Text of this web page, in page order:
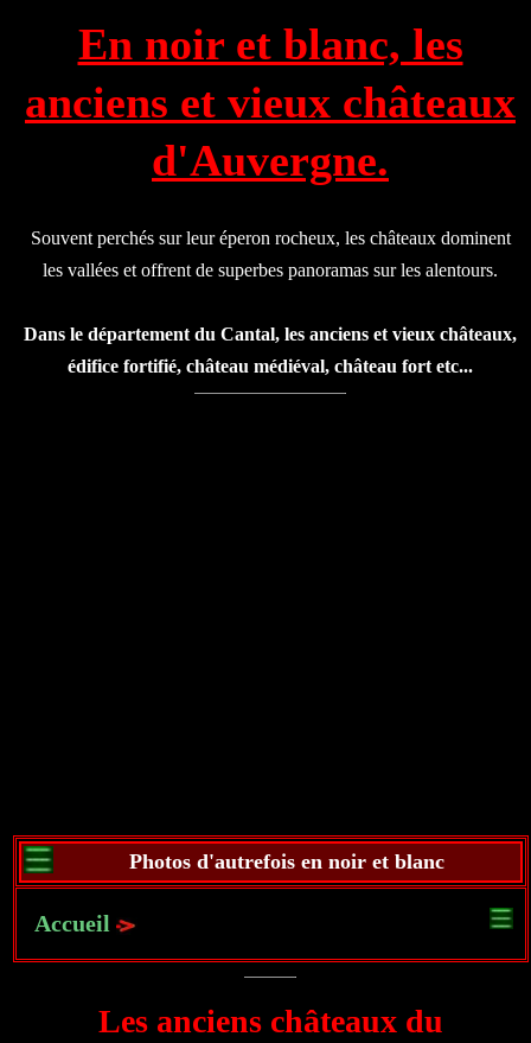
En noir et blanc, les
anciens et vieux châteaux
d'Auvergne.
Souvent perchés sur leur éperon rocheux, les châteaux dominent
les vallées et offrent de superbes panoramas sur les alentours.
Dans le département du Cantal, les anciens et vieux châteaux,
édifice fortifié, château médiéval, château fort etc...
Photos d'autrefois en noir et blanc
Accueil
Les anciens châteaux du